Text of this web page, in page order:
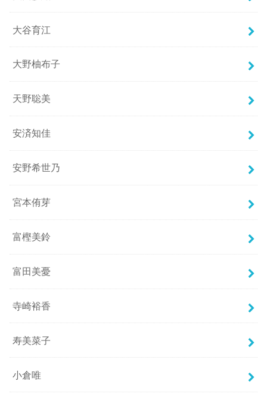
大谷育江
大野柚布子
天野聡美
安済知佳
安野希世乃
宮本侑芽
富樫美鈴
富田美憂
寺崎裕香
寿美菜子
小倉唯